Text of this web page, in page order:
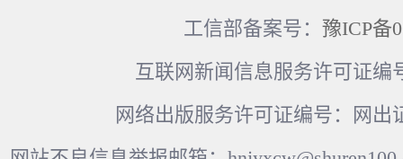
工信部备案号： 豫ICP备
互联网新闻信息服务许可证编
网络出版服务许可证编号：网出